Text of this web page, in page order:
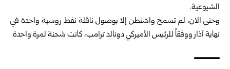
الشيوعية.‏
وحتى الآن، لم تسمح واشنطن إلا بوصول ناقلة نفط روسية واحدة في
نهاية آذار ووفقاً ‏للرئيس الأميركي دونالد ترامب، كانت شحنة لمرة واحدة.‏